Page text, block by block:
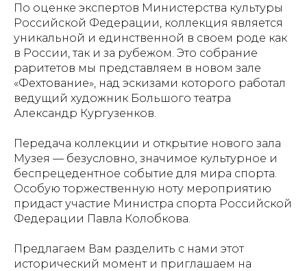
По оценке экспертов Министерства культуры
Российской Федерации, коллекция является
уникальной и единственной в своем роде как
в России, так и за рубежом. Это собрание
раритетов мы представляем в новом зале
«Фехтование», над эскизами которого работал
ведущий художник Большого театра
Александр Кургузенков.
Передача коллекции и открытие нового зала
Музея — безусловно, значимое культурное и
беспрецедентное событие для мира спорта.
Особую торжественную ноту мероприятию
придаст участие Министра спорта Российской
Федерации Павла Колобкова.
Предлагаем Вам разделить с нами этот
исторический момент и приглашаем на